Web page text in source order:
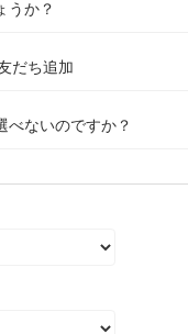
うか？
だち追加
べないのですか？